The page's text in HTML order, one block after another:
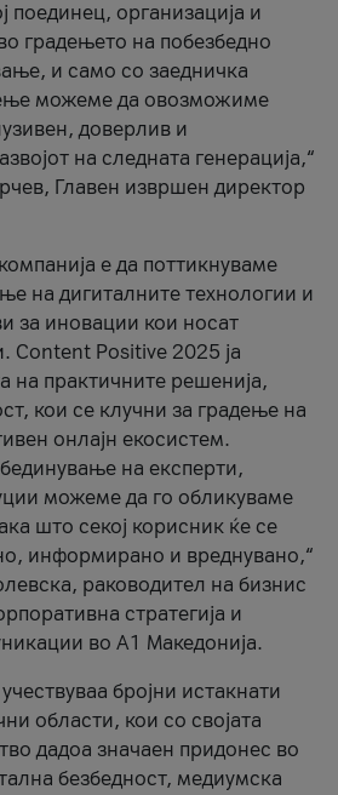
поединец, организација и
градењето на побезбедно
и само со заедничка
можеме да овозможиме
доверлив и
на следната генерација,“
Главен извршен директор
е да поттикнуваме
на дигиталните технологии и
за иновации кои носат
Content Positive 2025 ја
на практичните решенија,
кои се клучни за градење на
онлајн екосистем.
на експерти,
можеме да го обликуваме
што секој корисник ќе се
информирано и вреднувано,“
раководител на бизнис
стратегија и
во А1 Македонија.
бројни истакнати
области, кои со својата
дадоа значаен придонес во
безбедност, медиумска